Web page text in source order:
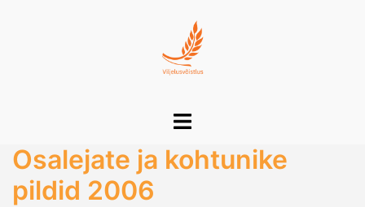
Toggle
Osalejate ja kohtunike
pildid 2006